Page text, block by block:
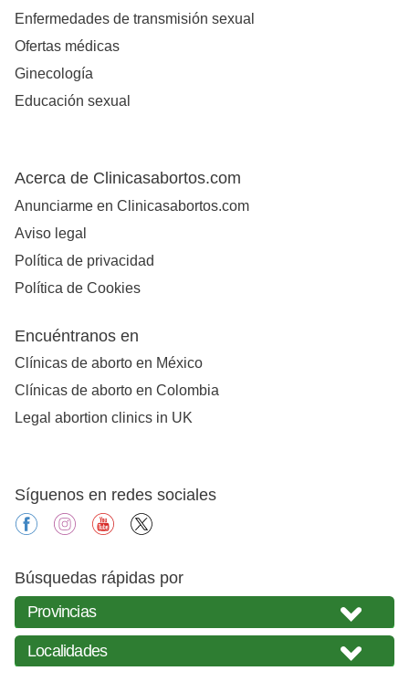
Enfermedades de transmisión sexual
Ofertas médicas
Ginecología
Educación sexual
Acerca de Clinicasabortos.com
Anunciarme en Clinicasabortos.com
Aviso legal
Política de privacidad
Política de Cookies
Encuéntranos en
Clínicas de aborto en México
Clínicas de aborto en Colombia
Legal abortion clinics in UK
Síguenos en redes sociales
facebookinstagramyoutube
Búsquedas rápidas por